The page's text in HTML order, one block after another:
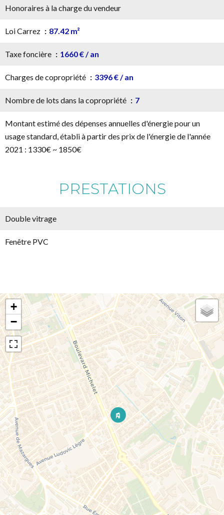
Honoraires à la charge du vendeur
Loi Carrez 87.42 m²
Taxe foncière 1660 € / an
Charges de copropriété 3396 € / an
Nombre de lots dans la copropriété 7
Montant estimé des dépenses annuelles d'énergie pour un
usage standard, établi à partir des prix de l'énergie de l'année
2021 : 1330€ ~ 1850€
PRESTATIONS
Double vitrage
Fenêtre PVC
+
−